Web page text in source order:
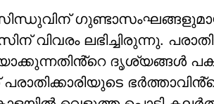
വിവരം ലഭിച്ചിരുന്നു.
ദൃശ്യങ്ങൾ